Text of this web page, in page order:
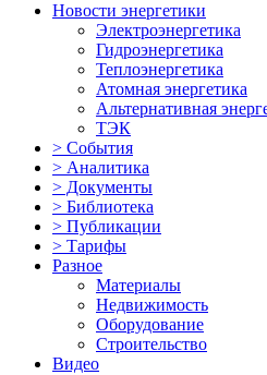
Новости энергетики
Электроэнергетика
Гидроэнергетика
Теплоэнергетика
Атомная энергетика
Альтернативная
ТЭК
> События
> Аналитика
> Документы
> Библиотека
> Публикации
> Тарифы
Разное
Материалы
Недвижимость
Оборудование
Строительство
Видео